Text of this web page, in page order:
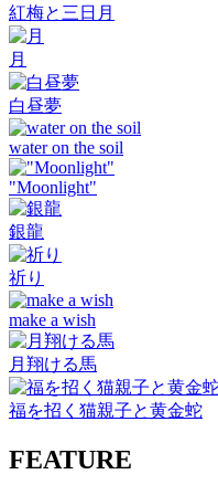
紅梅と三日月
月
白昼夢
water on the soil
"Moonlight"
銀龍
祈り
make a wish
月翔ける馬
福を招く猫親子と黄金蛇
FEATURE